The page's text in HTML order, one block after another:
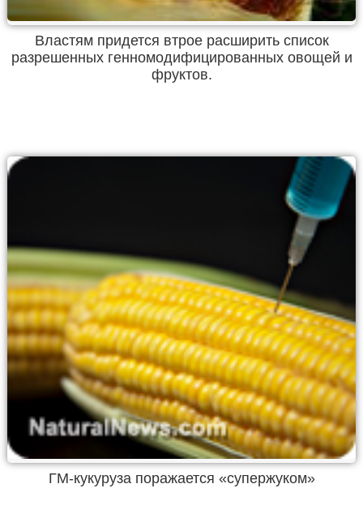
Властям придется втрое расширить список
разрешенных генномодифицированных овощей и
фруктов.
ГМ-кукуруза поражается «супержуком»